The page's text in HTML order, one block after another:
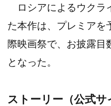
ロシアによるウクラ
た本作は、プレミアを
際映画祭で、お披露目
となった。
ストーリー（公式サ